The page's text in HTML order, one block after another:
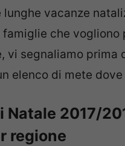
lunghe vacanze
che
vi segnaliamo
elenco di mete dove
Natale 2017/
regione